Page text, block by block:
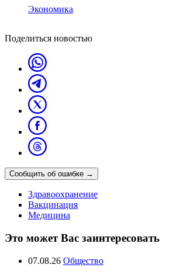
Экономика
Поделиться новостью
Сообщить об ошибке →
Здравоохранение
Вакцинация
Медицина
Это может Вас заинтересовать
07.08.26 Общество